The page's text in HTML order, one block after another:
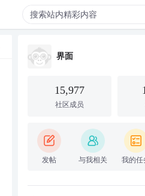
界面
15,977
社区成员
发帖 与我相关 我的任